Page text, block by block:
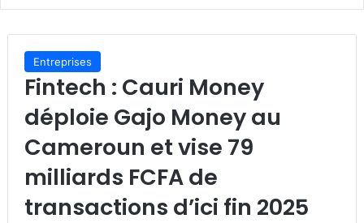
Entreprises
Fintech : Cauri Money
déploie Gajo Money au
Cameroun et vise 79
milliards FCFA de
transactions d’ici fin 2025